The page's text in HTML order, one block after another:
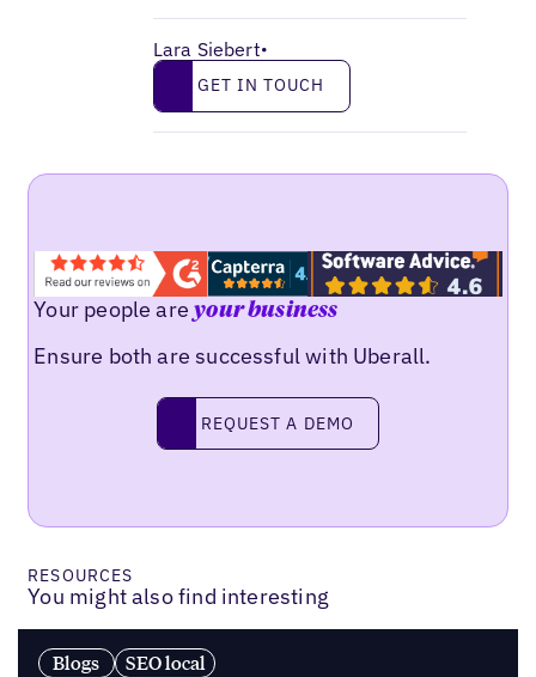
Lara Siebert•
Get in touch
GET IN TOUCH
Your people areyour business
Ensure both are successful with Uberall.
Request a demo
REQUEST A DEMO
RESOURCES
You might also find interesting
Blogs SEO local